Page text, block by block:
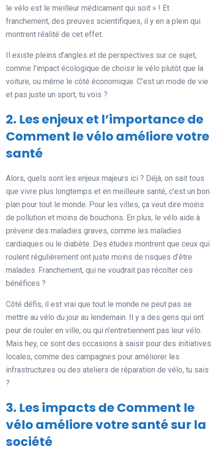
le vélo est le meilleur médicament qui soit » ! Et
franchement, des preuves scientifiques, il y en a plein qui
montrent réalité de cet effet.
Il existe pleins d’angles et de perspectives sur ce sujet,
comme l’impact écologique de choisir le vélo plutôt que la
voiture, ou même le côté économique. C’est un mode de vie
et pas juste un sport, tu vois ?
2. Les enjeux et l’importance de
Comment le vélo améliore votre
santé
Alors, quels sont les enjeux majeurs ici ? Déjà, on sait tous
que vivre plus longtemps et en meilleure santé, c’est un bon
plan pour tout le monde. Pour les villes, ça veut dire moins
de pollution et moins de bouchons. En plus, le vélo aide à
prévenir des maladies graves, comme les maladies
cardiaques ou le diabète. Des études montrent que ceux qui
roulent régulièrement ont juste moins de risques d’être
malades. Franchement, qui ne voudrait pas récolter ces
bénéfices ?
Côté défis, il est vrai que tout le monde ne peut pas se
mettre au vélo du jour au lendemain. Il y a des gens qui ont
peur de rouler en ville, ou qui n’entretiennent pas leur vélo.
Mais hey, ce sont des occasions à saisir pour des initiatives
locales, comme des campagnes pour améliorer les
infrastructures ou des ateliers de réparation de vélo, tu sais
?
3. Les impacts de Comment le
vélo améliore votre santé sur la
société